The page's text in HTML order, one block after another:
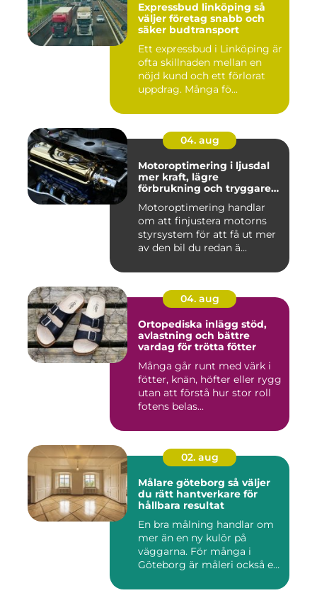
Expressbud linköping så
väljer företag snabb och
säker budtransport
Ett expressbud i Linköping är
ofta skillnaden mellan en
nöjd kund och ett förlorat
uppdrag. Många fö...
04. aug
Motoroptimering i ljusdal
mer kraft, lägre
förbrukning och tryggare
Motoroptimering handlar
om att finjustera motorns
styrsystem för att få ut mer
av den bil du redan ä...
04. aug
Ortopediska inlägg stöd,
avlastning och bättre
vardag för trötta fötter
Många går runt med värk i
fötter, knän, höfter eller rygg
utan att förstå hur stor roll
fotens belas...
02. aug
Målare göteborg så väljer
du rätt hantverkare för
hållbara resultat
En bra målning handlar om
mer än en ny kulör på
väggarna. För många i
Göteborg är måleri också ett